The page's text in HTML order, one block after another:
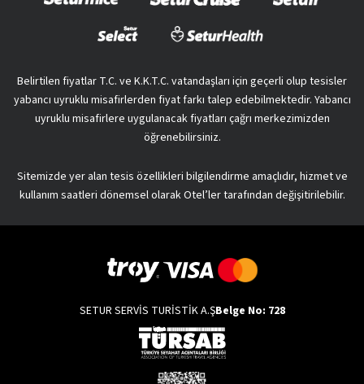
Belirtilen fiyatlar T.C. ve K.K.T.C. vatandaşları için geçerli olup tesisler
yabancı uyruklu misafirlerden fiyat farkı talep edebilmektedir. Yabancı
uyruklu misafirlere uygulanacak fiyatları çağrı merkezimizden
öğrenebilirsiniz.
Sitemizde yer alan tesis özellikleri bilgilendirme amaçlıdır, hizmet ve
kullanım saatleri dönemsel olarak Otel’ler tarafından değişitirilebilir.
SETUR SERVİS TURİSTİK A.ŞBelge No: 728